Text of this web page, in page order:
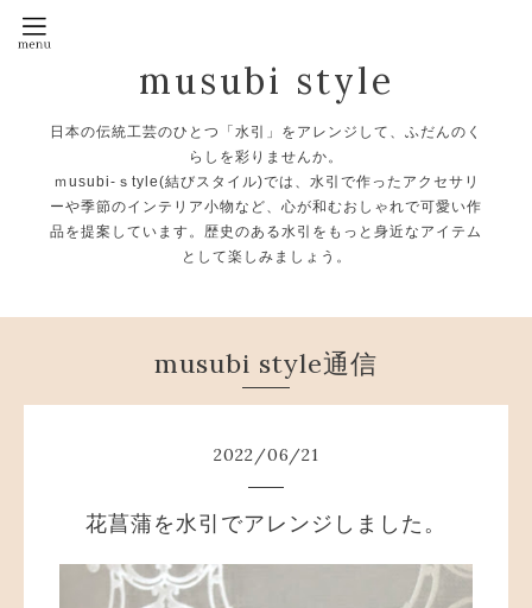
musubi style
日本の伝統工芸のひとつ「水引」をアレンジして、ふだんのく
らしを彩りませんか。
ｍusubi-ｓtyle(結びスタイル)では、水引で作ったアクセサリ
ーや季節のインテリア小物など、心が和むおしゃれで可愛い作
品を提案しています。歴史のある水引をもっと身近なアイテム
として楽しみましょう。
musubi style通信
2022/06/21
花菖蒲を水引でアレンジしました。